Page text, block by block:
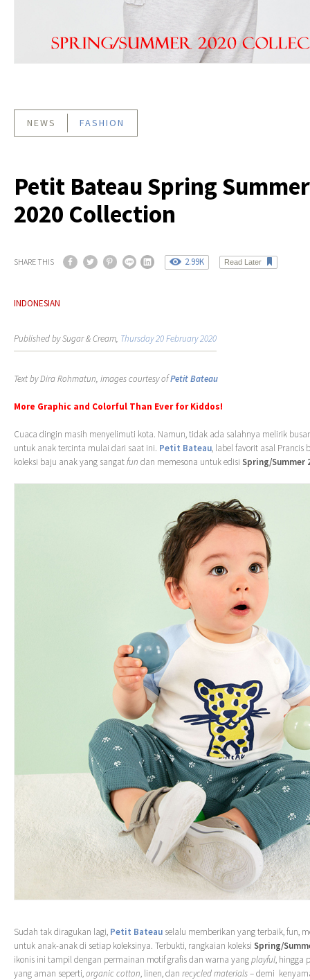
NEWS FASHION
Petit Bateau Spring Summer
2020 Collection
SHARE THIS 2.99K Read Later
INDONESIAN
Published by Sugar & Cream, Thursday 20 February 2020
Text by Dira Rohmatun, images courtesy ofPetit Bateau
More Graphic and Colorful Than Ever for Kiddos!
Cuaca dingin masih menyelimuti kota. Namun, tidak ada salahnya melirik
untuk anak tercinta mulai dari saat ini. Petit Bateau, label favorit asal Prancis
koleksi baju anak yang sangatfun dan memesona untuk edisi Spring/Summer
Sudah tak diragukan lagi, Petit Bateau selalu memberikan yang terbaik, fun,
untuk anak-anak di setiap koleksinya. Terbukti, rangkaian koleksi Spring/
ikonis ini tampil dengan permainan motif grafis dan warna yangplayful, hingga
yang aman seperti,organic cotton, linen, dan recycled materials– demi